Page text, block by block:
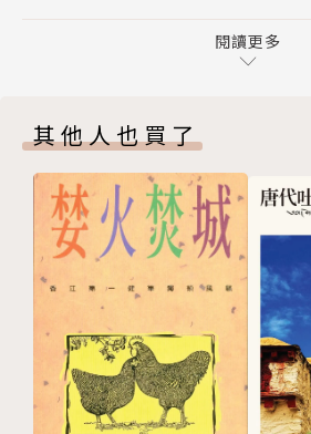
背景、立場、參與理由，他們的
路上，當每個人由於自覺走向群體
存在，太陽花於是開花遍地；而路
有我，才不孤單，公民要團結，
[一起回到那時]
房慧真(作家、記者)、邱顯智 (律
楊雅喆(導演)、張鐵志(時評人)、
索(作家)、柳林瑋(醫師)、陳惠敏
理教授)
3/29
3/30
3/31
4/1
4/2
4/3
4/6
4/7
閱讀更多
其他人也買了